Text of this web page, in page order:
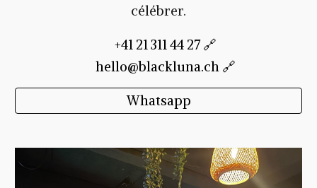
célébrer.
+41 21 311 44 27 🔗
hello@blackluna.ch 🔗
Whatsapp